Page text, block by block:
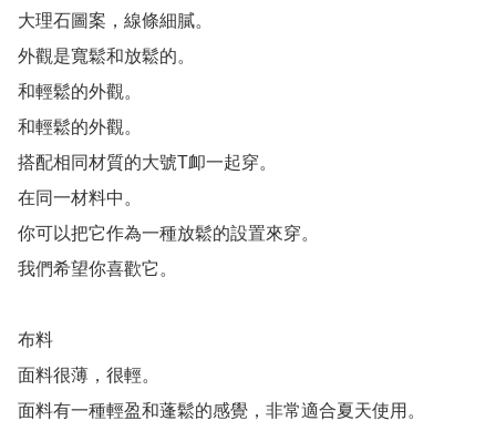
大理石圖案，線條細膩。
外觀是寬鬆和放鬆的。
和輕鬆的外觀。
和輕鬆的外觀。
搭配相同材質的大號T卹一起穿。
在同一材料中。
你可以把它作為一種放鬆的設置來穿。
我們希望你喜歡它。
布料
面料很薄，很輕。
面料有一種輕盈和蓬鬆的感覺，非常適合夏天使用。